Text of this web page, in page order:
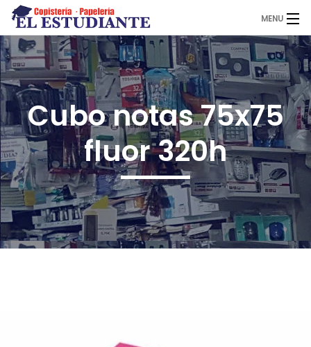
MENU
El Estudiante
Copistería
Papelería
Servicios
Cubo notas 75x75
fluor 320h